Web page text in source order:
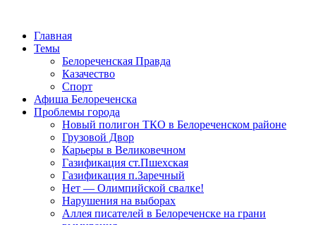
Главная
Темы
Белореченская Правда
Казачество
Спорт
Афиша Белореченска
Проблемы города
Новый полигон ТКО в Белореченском районе
Грузовой Двор
Карьеры в Великовечном
Газификация ст.Пшехская
Газификация п.Заречный
Нет — Олимпийской свалке!
Нарушения на выборах
Аллея писателей в Белореченске на грани